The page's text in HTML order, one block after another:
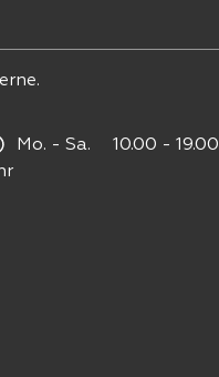
Mo. - Sa. 10.00 - 19.00